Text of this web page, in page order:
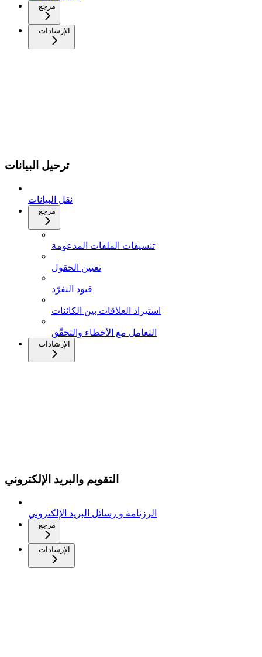
مرجع
الإرشادات
ترحيل البيانات
نقل البيانات
مرجع
تنسيقات الملفات المدعومة
تعيين الحقول
قيود التفرّد
استيراد العلاقات بين الكائنات
التعامل مع الأخطاء والتحقّق
الإرشادات
التقويم والبريد الإلكتروني
الرزنامة و رسائل البريد الإلكتروني
مرجع
الإرشادات